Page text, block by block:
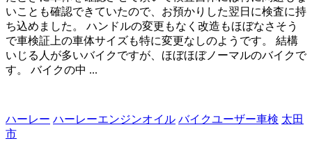
いことも確認できていたので、お預かりした翌日に検査に持
ち込めました。 ハンドルの変更もなく改造もほぼなさそう
で車検証上の車体サイズも特に変更なしのようです。 結構
いじる人が多いバイクですが、ほぼほぼノーマルのバイクで
す。 バイクの中 ...
ハーレー ハーレーエンジンオイル バイクユーザー車検 太田
市